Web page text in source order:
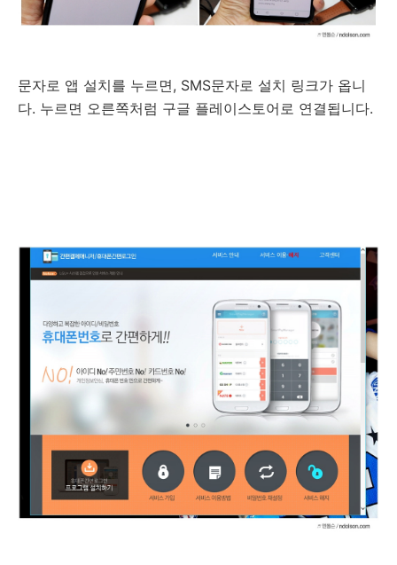
문자로 앱 설치를 누르면, SMS문자로 설치 링크가 옵니
다. 누르면 오른쪽처럼 구글 플레이스토어로 연결됩니다.